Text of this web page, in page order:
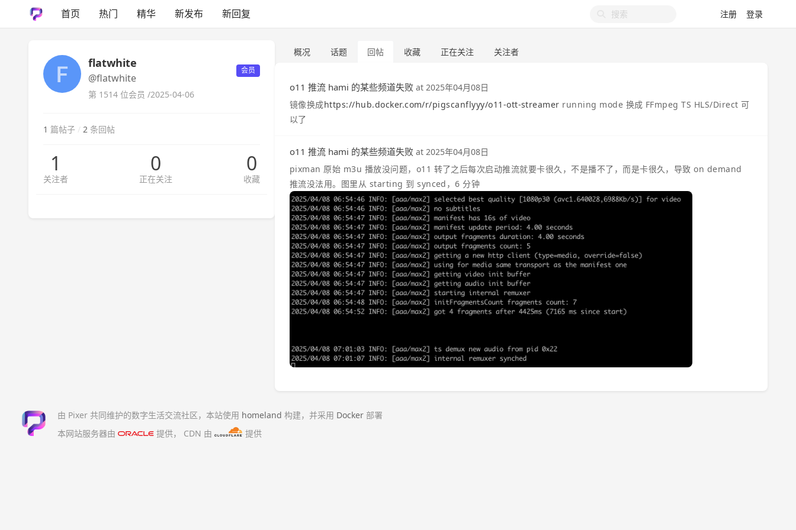
首页 热门 精华 新发布 新回复 注册 登录
flatwhite
@flatwhite
会员
第 1514 位会员 /2025-04-06
1 篇帖子 / 2 条回帖
1
关注者
0
正在关注
0
收藏
概况 话题 回帖 收藏 正在关注 关注者
o11 推流 hami 的某些频道失败 at 2025年04月08日
镜像换成https://hub.docker.com/r/pigscanflyyy/o11-ott-streamer running mode 换成 FFmpeg TS HLS/Direct 可
以了
o11 推流 hami 的某些频道失败 at 2025年04月08日
pixman 原始 m3u 播放没问题，o11 转了之后每次启动推流就要卡很久，不是播不了，而是卡很久，导致 on demand
推流没法用。图里从 starting 到 synced，6 分钟
由 Pixer 共同维护的数字生活交流社区，本站使用 homeland 构建，并采用 Docker 部署
本网站服务器由
提供， CDN 由 提供